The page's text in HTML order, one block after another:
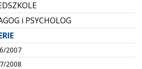
i PSYCHOLOG
2007
2008